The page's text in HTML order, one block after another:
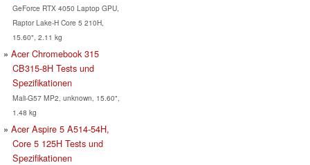
GeForce RTX 4050 Laptop GPU,
Raptor Lake-H Core 5 210H,
15.60", 2.11 kg
Acer Chromebook 315
CB315-8H Tests und
Spezifikationen
Mali-G57 MP2, unknown, 15.60",
1.48 kg
Acer Aspire 5 A514-54H,
Core 5 125H Tests und
Spezifikationen